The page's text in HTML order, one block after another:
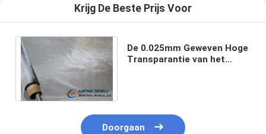
Krijg De Beste Prijs Voor
De 0.025mm Geweven Hoge
Transparantie van het
Doorgaan